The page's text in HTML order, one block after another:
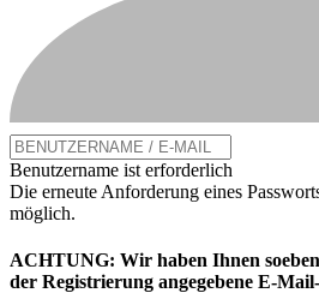
Benutzername ist erforderlich
Die erneute Anforderung eines
möglich.
ACHTUNG: Wir haben Ihnen
der Registrierung angegebene E-